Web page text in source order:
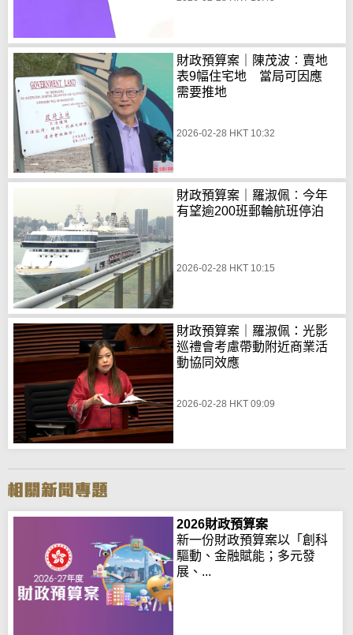
財政預算案｜陳茂波︰賣地
表9幅住宅地 當局可因應
需要推地
2026-02-28 HKT 10:32
財政預算案｜羅淑佩︰今年
有望逾200班郵輪航班停泊
2026-02-28 HKT 10:15
財政預算案｜羅淑佩：光影
巡禮會考慮帶動附近商業活
動協同效應
2026-02-28 HKT 09:09
2026財政預算案
新一份財政預算案以「創科
驅動、金融賦能；多元發
展、...